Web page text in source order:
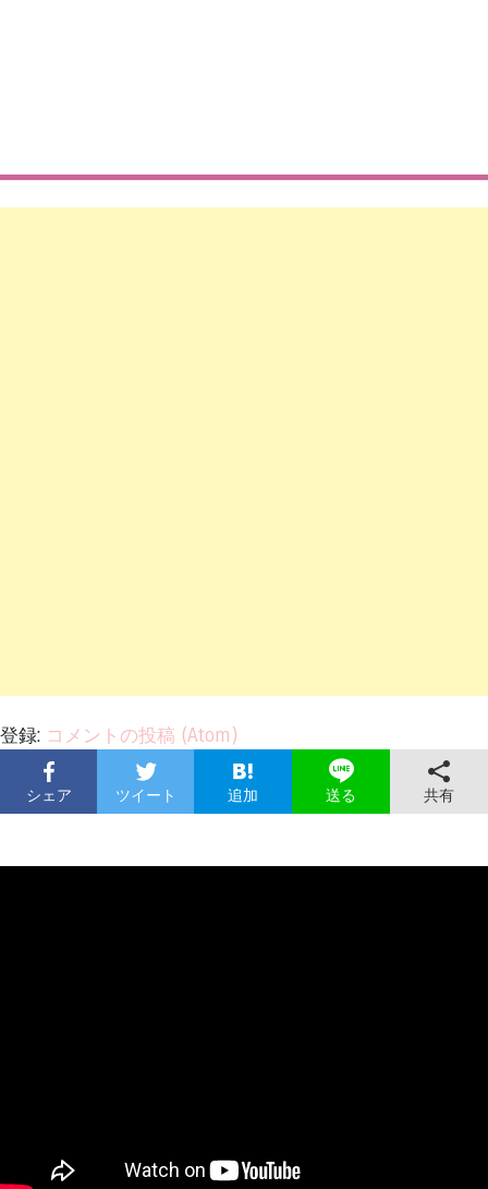
登録: コメントの投稿 (Atom)
シェア ツイート 追加 送る 共有